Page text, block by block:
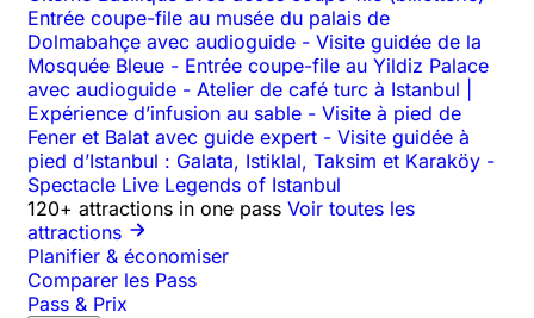
Entrée coupe-file au musée du palais de
Dolmabahçe avec audioguide - Visite guidée de la
Mosquée Bleue - Entrée coupe-file au Yildiz Palace
avec audioguide - Atelier de café turc à Istanbul |
Expérience d’infusion au sable - Visite à pied de
Fener et Balat avec guide expert - Visite guidée à
pied d’Istanbul : Galata, Istiklal, Taksim et Karaköy -
Spectacle Live Legends of Istanbul
120+ attractions in one pass Voir toutes les
attractions
Planifier & économiser
Comparer les Pass
Pass & Prix